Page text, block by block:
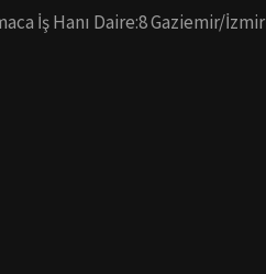
İş Hanı Daire:8 Gaziemir/İzmir